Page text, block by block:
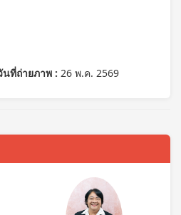
นที่ถ่ายภาพ : 26 พ.ค. 2569